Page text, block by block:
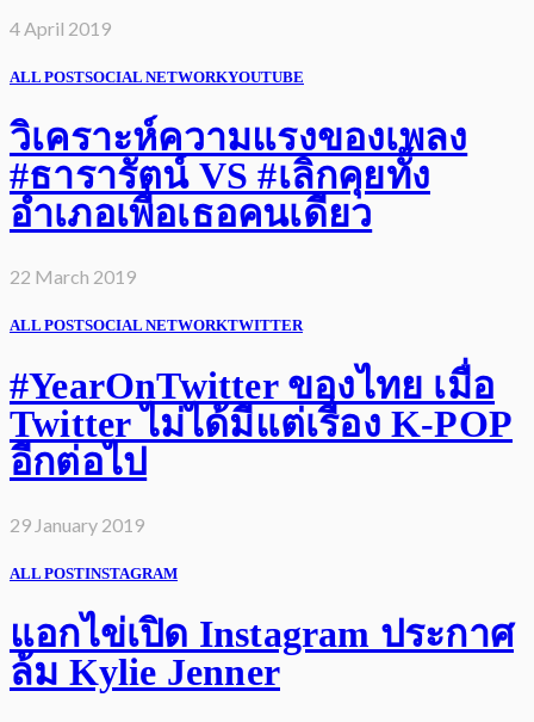
4 April 2019
ALL POSTSOCIAL NETWORKYOUTUBE
วิเคราะห์ความแรงของเพลง
#ธารารัตน์ VS #เลิกคุยทั้ง
อำเภอเพื่อเธอคนเดียว
22 March 2019
ALL POSTSOCIAL NETWORKTWITTER
#YearOnTwitter ของไทย เมื่อ
Twitter ไม่ได้มีแต่เรื่อง K-POP
อีกต่อไป
29 January 2019
ALL POSTINSTAGRAM
แอกไข่เปิด Instagram ประกาศ
ล้ม Kylie Jenner